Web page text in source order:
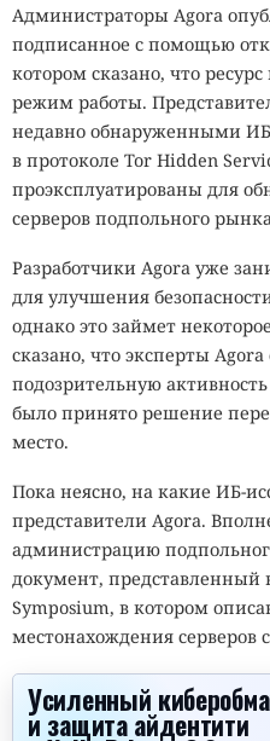
Администраторы Agora
подписанное с помощью
котором сказано, что
режим работы.
недавно обнаруженными
в протоколе Tor Hidden
проэксплуатированы для
серверов подпольного
Разработчики Agora уже
для улучшения
однако это займет
сказано, что эксперты
подозрительную
было принято решение
место.
Пока неясно, на какие ИБ-
представители Agora.
администрацию
документ, представленный
Symposium, в котором
местонахождения серверов
Усиленный
и защита айдентити